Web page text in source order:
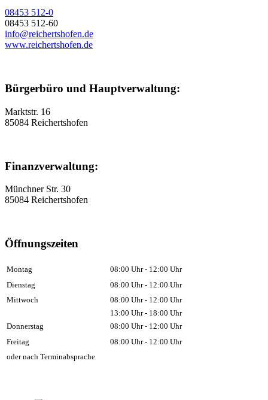
08453 512-0
08453 512-60
info@reichertshofen.de
www.reichertshofen.de
Bürgerbüro und Hauptverwaltung:
Marktstr. 16
85084 Reichertshofen
Finanzverwaltung:
Münchner Str. 30
85084 Reichertshofen
Öffnungszeiten
Montag
08:00 Uhr - 12:00 Uhr
Dienstag
08:00 Uhr - 12:00 Uhr
Mittwoch
08:00 Uhr - 12:00 Uhr
13:00 Uhr - 18:00 Uhr
Donnerstag
08:00 Uhr - 12:00 Uhr
Freitag
08:00 Uhr - 12:00 Uhr
oder nach Terminabsprache